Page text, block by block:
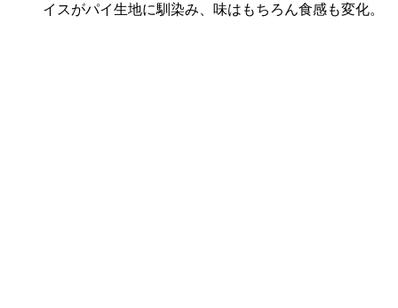
イスがパイ生地に馴染み、味はもちろん食感も変化。